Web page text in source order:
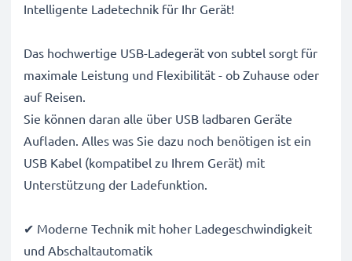
Intelligente Ladetechnik für Ihr Gerät!
Das hochwertige USB-Ladegerät von subtel sorgt für
maximale Leistung und Flexibilität - ob Zuhause oder
auf Reisen.
Sie können daran alle über USB ladbaren Geräte
Aufladen. Alles was Sie dazu noch benötigen ist ein
USB Kabel (kompatibel zu Ihrem Gerät) mit
Unterstützung der Ladefunktion.
✔ Moderne Technik mit hoher Ladegeschwindigkeit
und Abschaltautomatik